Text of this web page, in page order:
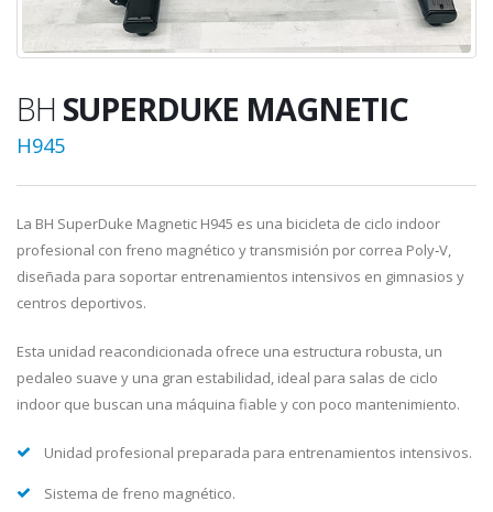
BH SUPERDUKE MAGNETIC
H945
La BH SuperDuke Magnetic H945 es una bicicleta de ciclo indoor
profesional con freno magnético y transmisión por correa Poly‑V,
diseñada para soportar entrenamientos intensivos en gimnasios y
centros deportivos.
Esta unidad reacondicionada ofrece una estructura robusta, un
pedaleo suave y una gran estabilidad, ideal para salas de ciclo
indoor que buscan una máquina fiable y con poco mantenimiento.
Unidad profesional preparada para entrenamientos intensivos.
Sistema de freno magnético.